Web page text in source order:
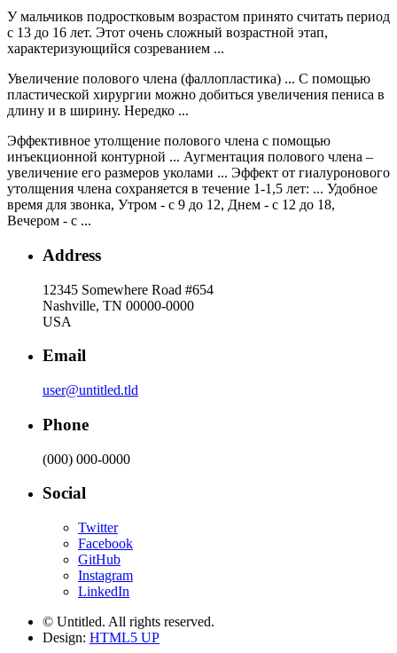
У мальчиков подростковым возрастом принято считать период
с 13 до 16 лет. Этот очень сложный возрастной этап,
характеризующийся созреванием ...
Увеличение полового члена (фаллопластика) ... С помощью
пластической хирургии можно добиться увеличения пениса в
длину и в ширину. Нередко ...
Эффективное утолщение полового члена с помощью
инъекционной контурной ... Аугментация полового члена –
увеличение его размеров уколами ... Эффект от гиалуронового
утолщения члена сохраняется в течение 1-1,5 лет: ... Удобное
время для звонка, Утром - с 9 до 12, Днем - с 12 до 18,
Вечером - с ...
Address
12345 Somewhere Road #654
Nashville, TN 00000-0000
USA
Email
user@untitled.tld
Phone
(000) 000-0000
Social
Twitter
Facebook
GitHub
Instagram
LinkedIn
© Untitled. All rights reserved.
Design: HTML5 UP